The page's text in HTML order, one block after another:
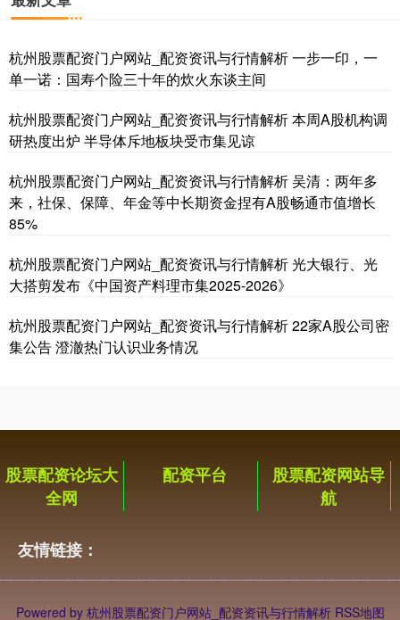
国债指数 229.61 +0.02 +0.01%
期指IC0 7806.80 +93.40 +1.21%
杭州股票配资门户网站_配资资讯与行情解析 一步一印，一
单一诺：国寿个险三十年的炊火东谈主间
杭州股票配资门户网站_配资资讯与行情解析 本周A股机构调
研热度出炉 半导体斥地板块受市集见谅
杭州股票配资门户网站_配资资讯与行情解析 吴清：两年多
来，社保、保障、年金等中长期资金捏有A股畅通市值增长
85%
杭州股票配资门户网站_配资资讯与行情解析 光大银行、光
大搭剪发布《中国资产料理市集2025-2026》
杭州股票配资门户网站_配资资讯与行情解析 22家A股公司密
集公告 澄澈热门认识业务情况
股票配资论坛大
全网
配资平台
股票配资网站导
航
友情链接：
Powered by 杭州股票配资门户网站_配资资讯与行情解析 RSS地图